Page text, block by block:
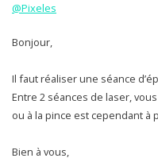
@Pixeles
Bonjour,
Il faut réaliser une séance
Entre 2 séances de laser,
ou à la pince est cependant à
Bien à vous,